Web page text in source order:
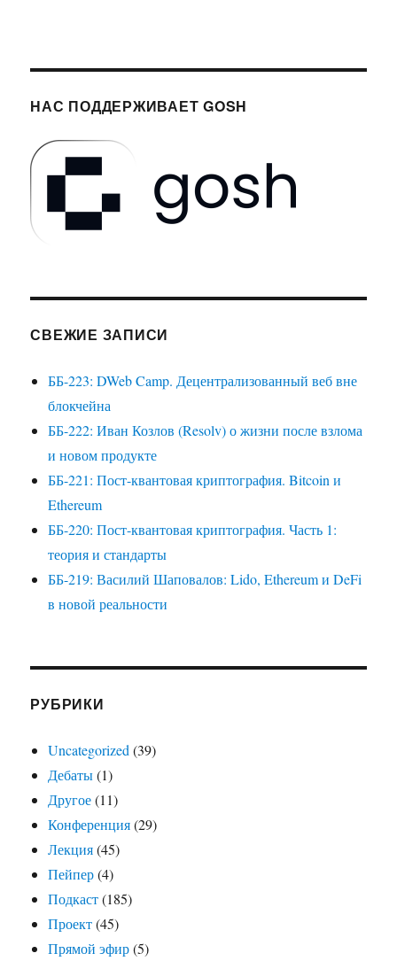
НАС ПОДДЕРЖИВАЕТ GOSH
СВЕЖИЕ ЗАПИСИ
ББ-223: DWeb Camp. Децентрализованный веб вне
блокчейна
ББ-222: Иван Козлов (Resolv) о жизни после взлома
и новом продукте
ББ-221: Пост-квантовая криптография. Bitcoin и
Ethereum
ББ-220: Пост-квантовая криптография. Часть 1:
теория и стандарты
ББ-219: Василий Шаповалов: Lido, Ethereum и DeFi
в новой реальности
РУБРИКИ
Uncategorized (39)
Дебаты(1)
Другое(11)
Конференция(29)
Лекция(45)
Пейпер(4)
Подкаст(185)
Проект(45)
Прямой эфир(5)